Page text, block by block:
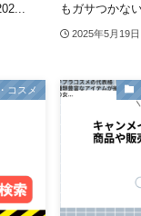
もガサつかな
2025年5月19日
コスメ